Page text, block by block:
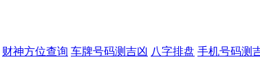
财神方位查询 车牌号码测吉凶 八字排盘 手机号码测